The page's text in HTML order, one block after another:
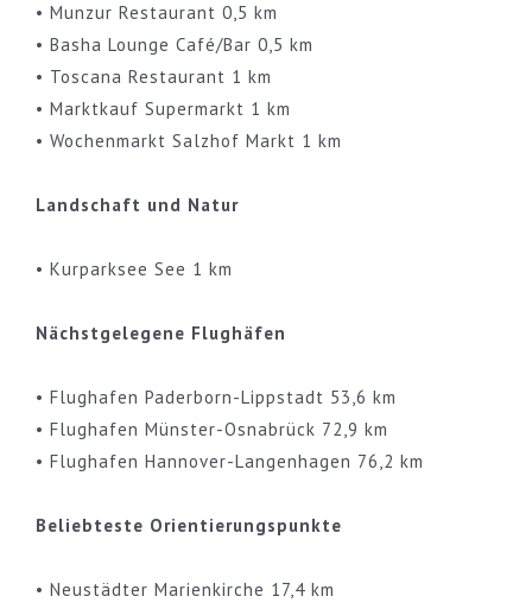
• Munzur Restaurant 0,5 km
• Basha Lounge Café/Bar 0,5 km
• Toscana Restaurant 1 km
• Marktkauf Supermarkt 1 km
• Wochenmarkt Salzhof Markt 1 km
Landschaft und Natur
• Kurparksee See 1 km
Nächstgelegene Flughäfen
• Flughafen Paderborn-Lippstadt 53,6 km
• Flughafen Münster-Osnabrück 72,9 km
• Flughafen Hannover-Langenhagen 76,2 km
Beliebteste Orientierungspunkte
• Neustädter Marienkirche 17,4 km